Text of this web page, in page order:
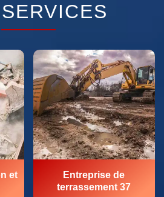
et
Entreprise de
terrassement 37